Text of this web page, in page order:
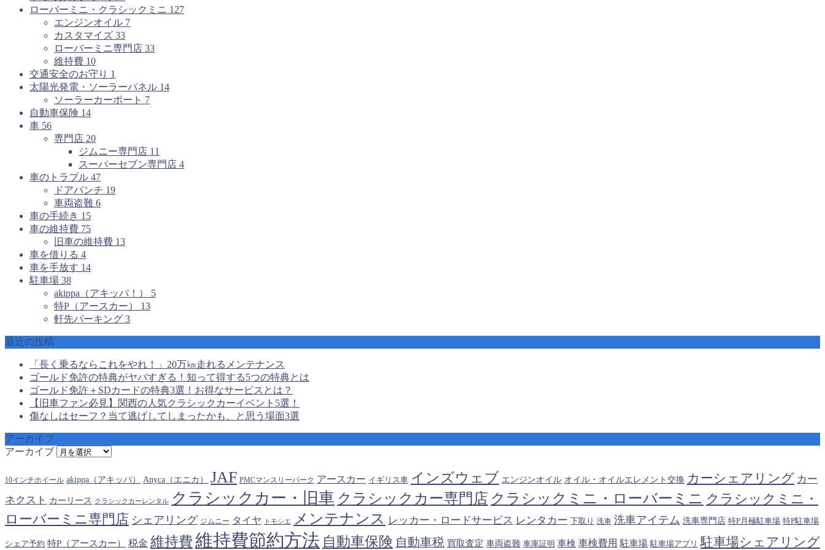
ローバーミニ・クラシックミニ 127
エンジンオイル 7
カスタマイズ 33
ローバーミニ専門店 33
維持費 10
交通安全のお守り 1
太陽光発電・ソーラーパネル 14
ソーラーカーポート 7
自動車保険 14
車 56
専門店 20
ジムニー専門店 11
スーパーセブン専門店 4
車のトラブル 47
ドアパンチ 19
車両盗難 6
車の手続き 15
車の維持費 75
旧車の維持費 13
車を借りる 4
車を手放す 14
駐車場 38
akippa（アキッパ！） 5
特P（アースカー） 13
軒先パーキング 3
最近の投稿
「長く乗るならこれをやれ！」20万㎞走れるメンテナンス
ゴールド免許の特典がヤバすぎる！知って得する5つの特典とは
ゴールド免許＋SDカードの特典3選！お得なサービスとは？
【旧車ファン必見】関西の人気クラシックカーイベント5選！
傷なしはセーフ？当て逃げしてしまったかも、と思う場面3選
アーカイブ
アーカイブ
10インチホイール akippa（アキッパ） Anyca（エニカ） JAF PMCマンスリーパーク アースカー イギリス車 インズウェブ エンジンオイル オイル・オイルエレメント交換 カーシェアリング カー
ネクスト カーリース クラシックカーレンタル クラシックカー・旧車 クラシックカー専門店 クラシックミニ・ローバーミニ クラシックミニ・
ローバーミニ専門店 シェアリング ジムニー タイヤ トモシエ メンテナンス レッカー・ロードサービス レンタカー 下取り 洗車 洗車アイテム 洗車専門店 特P月極駐車場 特P駐車場
シェア予約 特P（アースカー） 税金 維持費 維持費節約方法 自動車保険 自動車税 買取査定 車両盗難 車庫証明 車検 車検費用 駐車場 駐車場アプリ 駐車場シェアリング